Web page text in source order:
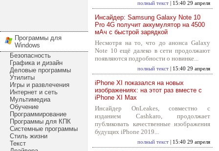
Программы для
Windows
Безопасность
Графика и дизайн
Деловые программы
Утилиты
Игры и развлечения
Интернет и сеть
Мультимедиа
Обучение
Программирование
Программы для КПК
Системные программы
Стиль жизни
Текст
полный текст | 15:40 29 апреля
Инсайдер: Samsung Galaxy Note 10
Pro 4G получит аккумулятор на 4500
мАч с быстрой зарядкой
Несмотря на то, что до анонса Galaxy
Note 10 ещё далеко в сети продолжают
появляются подробности о новинке...
полный текст | 15:40 29 апреля
iPhone XI показался на новых
изображениях: на этот раз вместе с
iPhone XI Max
Инсайдер OnLeakes, совместно с
изданием Cashkaro, продолжает
публиковать качественные изображения
будущих iPhone 2019...
полный текст | 15:40 29 апреля